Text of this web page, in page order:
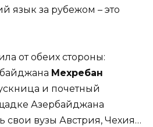
язык за рубежом – это
от обеих стороны:
Мехребан
и почетный
Азербайджана
свои вузы Австрия, Чехия…